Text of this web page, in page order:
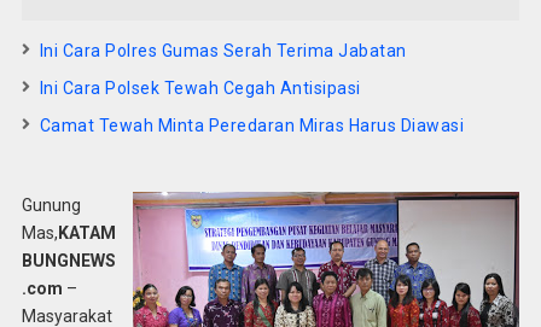
Ini Cara Polres Gumas Serah Terima Jabatan
Ini Cara Polsek Tewah Cegah Antisipasi
Camat Tewah Minta Peredaran Miras Harus Diawasi
Gunung
Mas, KATAM
BUNGNEWS
.com –
Masyarakat